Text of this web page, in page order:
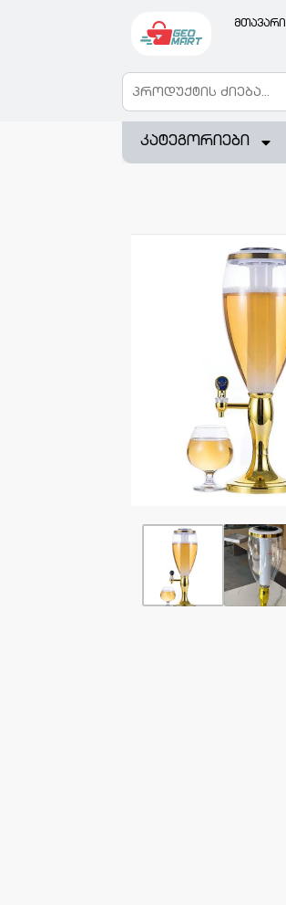
მთავარი
კატეგორიები